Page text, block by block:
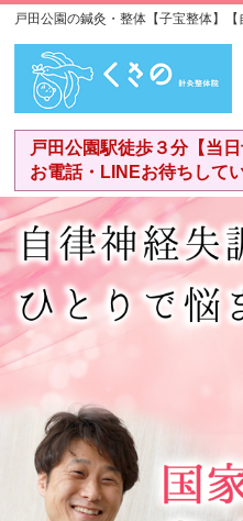
戸田公園の鍼灸・整体【子宝整体】
戸田公園駅徒歩３分【当
お電話・LINEお待ちして